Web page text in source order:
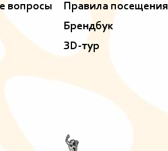
вопросы
Правила посещения
Брендбук
ЗD-тур